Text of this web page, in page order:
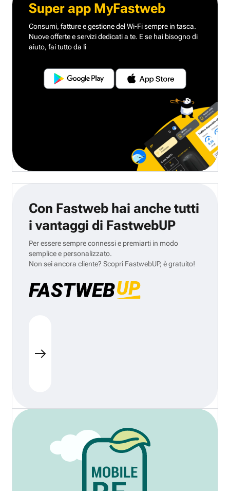
Super app MyFastweb
Consumi, fatture e gestione del Wi-Fi sempre in tasca.
Nuove offerte e servizi dedicati a te. E se hai bisogno di
aiuto, fai tutto da lì
Con Fastweb hai anche tutti
i vantaggi di FastwebUP
Per essere sempre connessi e premiarti in modo
semplice e personalizzato.
Non sei ancora cliente? Scopri FastwebUP, è gratuito!